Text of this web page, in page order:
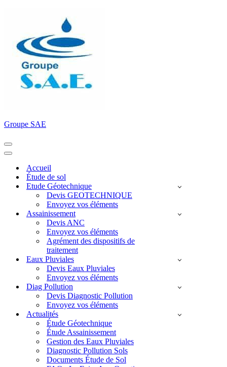
Groupe SAE
Menu
de
Menu
navigationAccueil
Étude de sol
Etude Géotechnique
Devis GEOTECHNIQUE
Envoyez vos éléments
Assainissement
Devis ANC
Envoyez vos éléments
Agrément des dispositifs de
traitement
Eaux Pluviales
Devis Eaux Pluviales
Envoyez vos éléments
Diag Pollution
Devis Diagnostic Pollution
Envoyez vos éléments
Actualités
Étude Géotechnique
Étude Assainissement
Gestion des Eaux Pluviales
Diagnostic Pollution Sols
Documents Étude de Sol